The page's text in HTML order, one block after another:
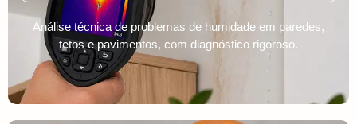
Análise técnica de problemas de humidade em paredes,
tetos e pavimentos, com diagnóstico rigoroso.